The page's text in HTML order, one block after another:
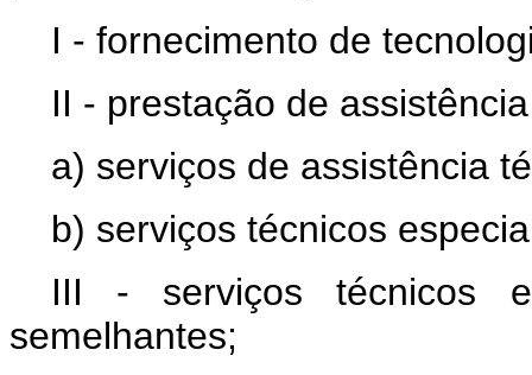
I - fornecimento de
II - prestação de
a) serviços de assistência
b) serviços técnicos
III - serviços técnicos
semelhantes;